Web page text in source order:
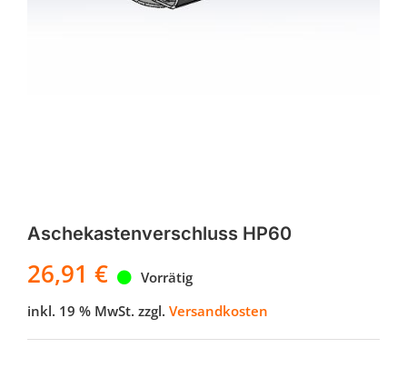
Aschekastenverschluss HP60
26,91 €
Vorrätig
inkl. 19 % MwSt. zzgl. Versandkosten